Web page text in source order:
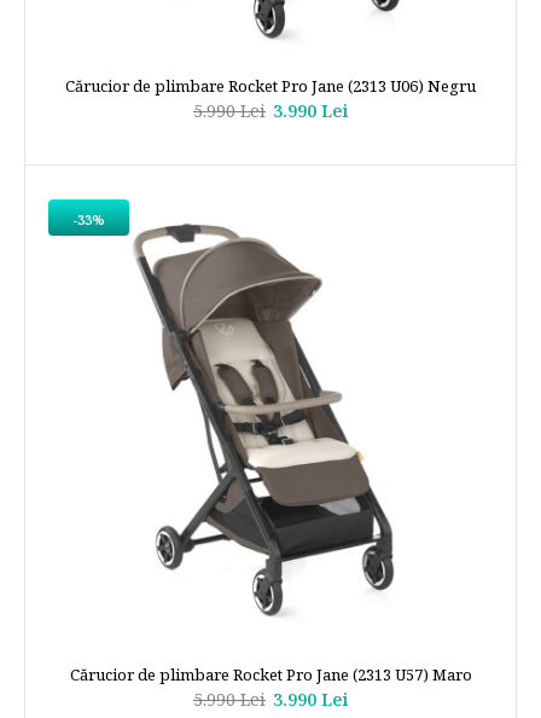
Cărucior de plimbare Rocket Pro Jane (2313 U06) Negru
5.990 Lei 3.990 Lei
-33%
Cărucior de plimbare Rocket Pro Jane (2313 U57) Maro
5.990 Lei 3.990 Lei